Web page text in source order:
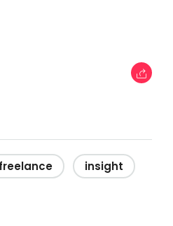
freelance insight